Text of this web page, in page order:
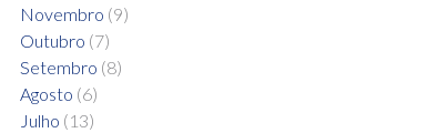
Novembro (9)
Outubro (7)
Setembro (8)
Agosto (6)
Julho (13)